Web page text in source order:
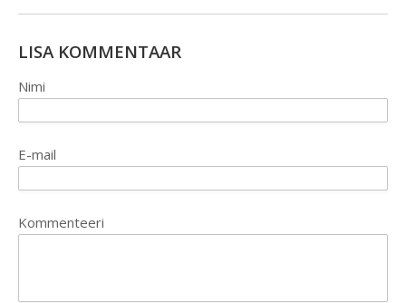
LISA KOMMENTAAR
Nimi
E-mail
Kommenteeri